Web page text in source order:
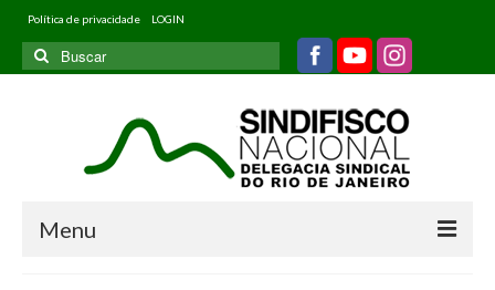
Política de privacidade LOGIN
Buscar
por:
Menu